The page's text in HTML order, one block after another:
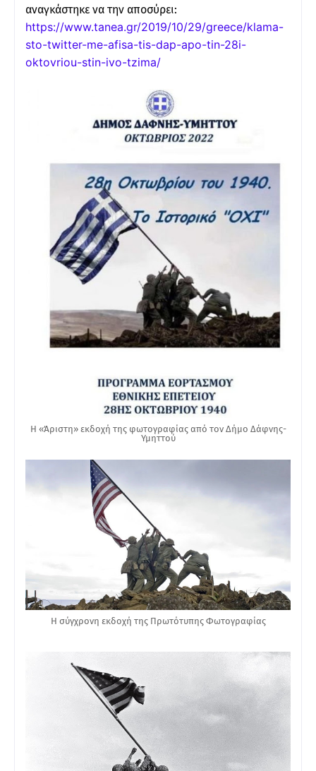
αναγκάστηκε να την αποσύρει:
https://www.tanea.gr/2019/10/29/greece/klama-
sto-twitter-me-afisa-tis-dap-apo-tin-28i-
oktovriou-stin-ivo-tzima/
Η «Άριστη» εκδοχή της φωτογραφίας από τον Δήμο Δάφνης-
Υμηττού
Η σύγχρονη εκδοχή της Πρωτότυπης Φωτογραφίας